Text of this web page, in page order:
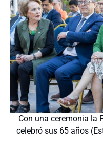
Con una ceremonia la
celebró sus 65 años